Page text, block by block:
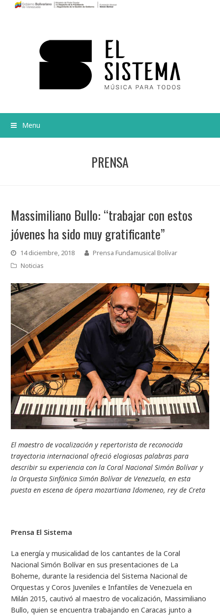
Menu
PRENSA
Massimiliano Bullo: “trabajar con estos
jóvenes ha sido muy gratificante”
14 diciembre, 2018
Prensa Fundamusical Bolívar
Noticias
El maestro de vocalización y repertorista de reconocida
trayectoria internacional ofreció elogiosas palabras para
describir su experiencia con la Coral Nacional Simón Bolívar y
la Orquesta Sinfónica Simón Bolívar de Venezuela, en esta
puesta en escena de ópera mozartianaIdomeneo, rey de Creta
Prensa El Sistema
La energía y musicalidad de los cantantes de la Coral
Nacional Simón Bolívar en sus presentaciones de La
Boheme, durante la residencia del Sistema Nacional de
Orquestas y Coros Juveniles e Infantiles de Venezuela en
Milán 2015, cautivó al maestro de vocalización, Massimiliano
Bullo, quien se encuentra trabajando en Caracas junto a